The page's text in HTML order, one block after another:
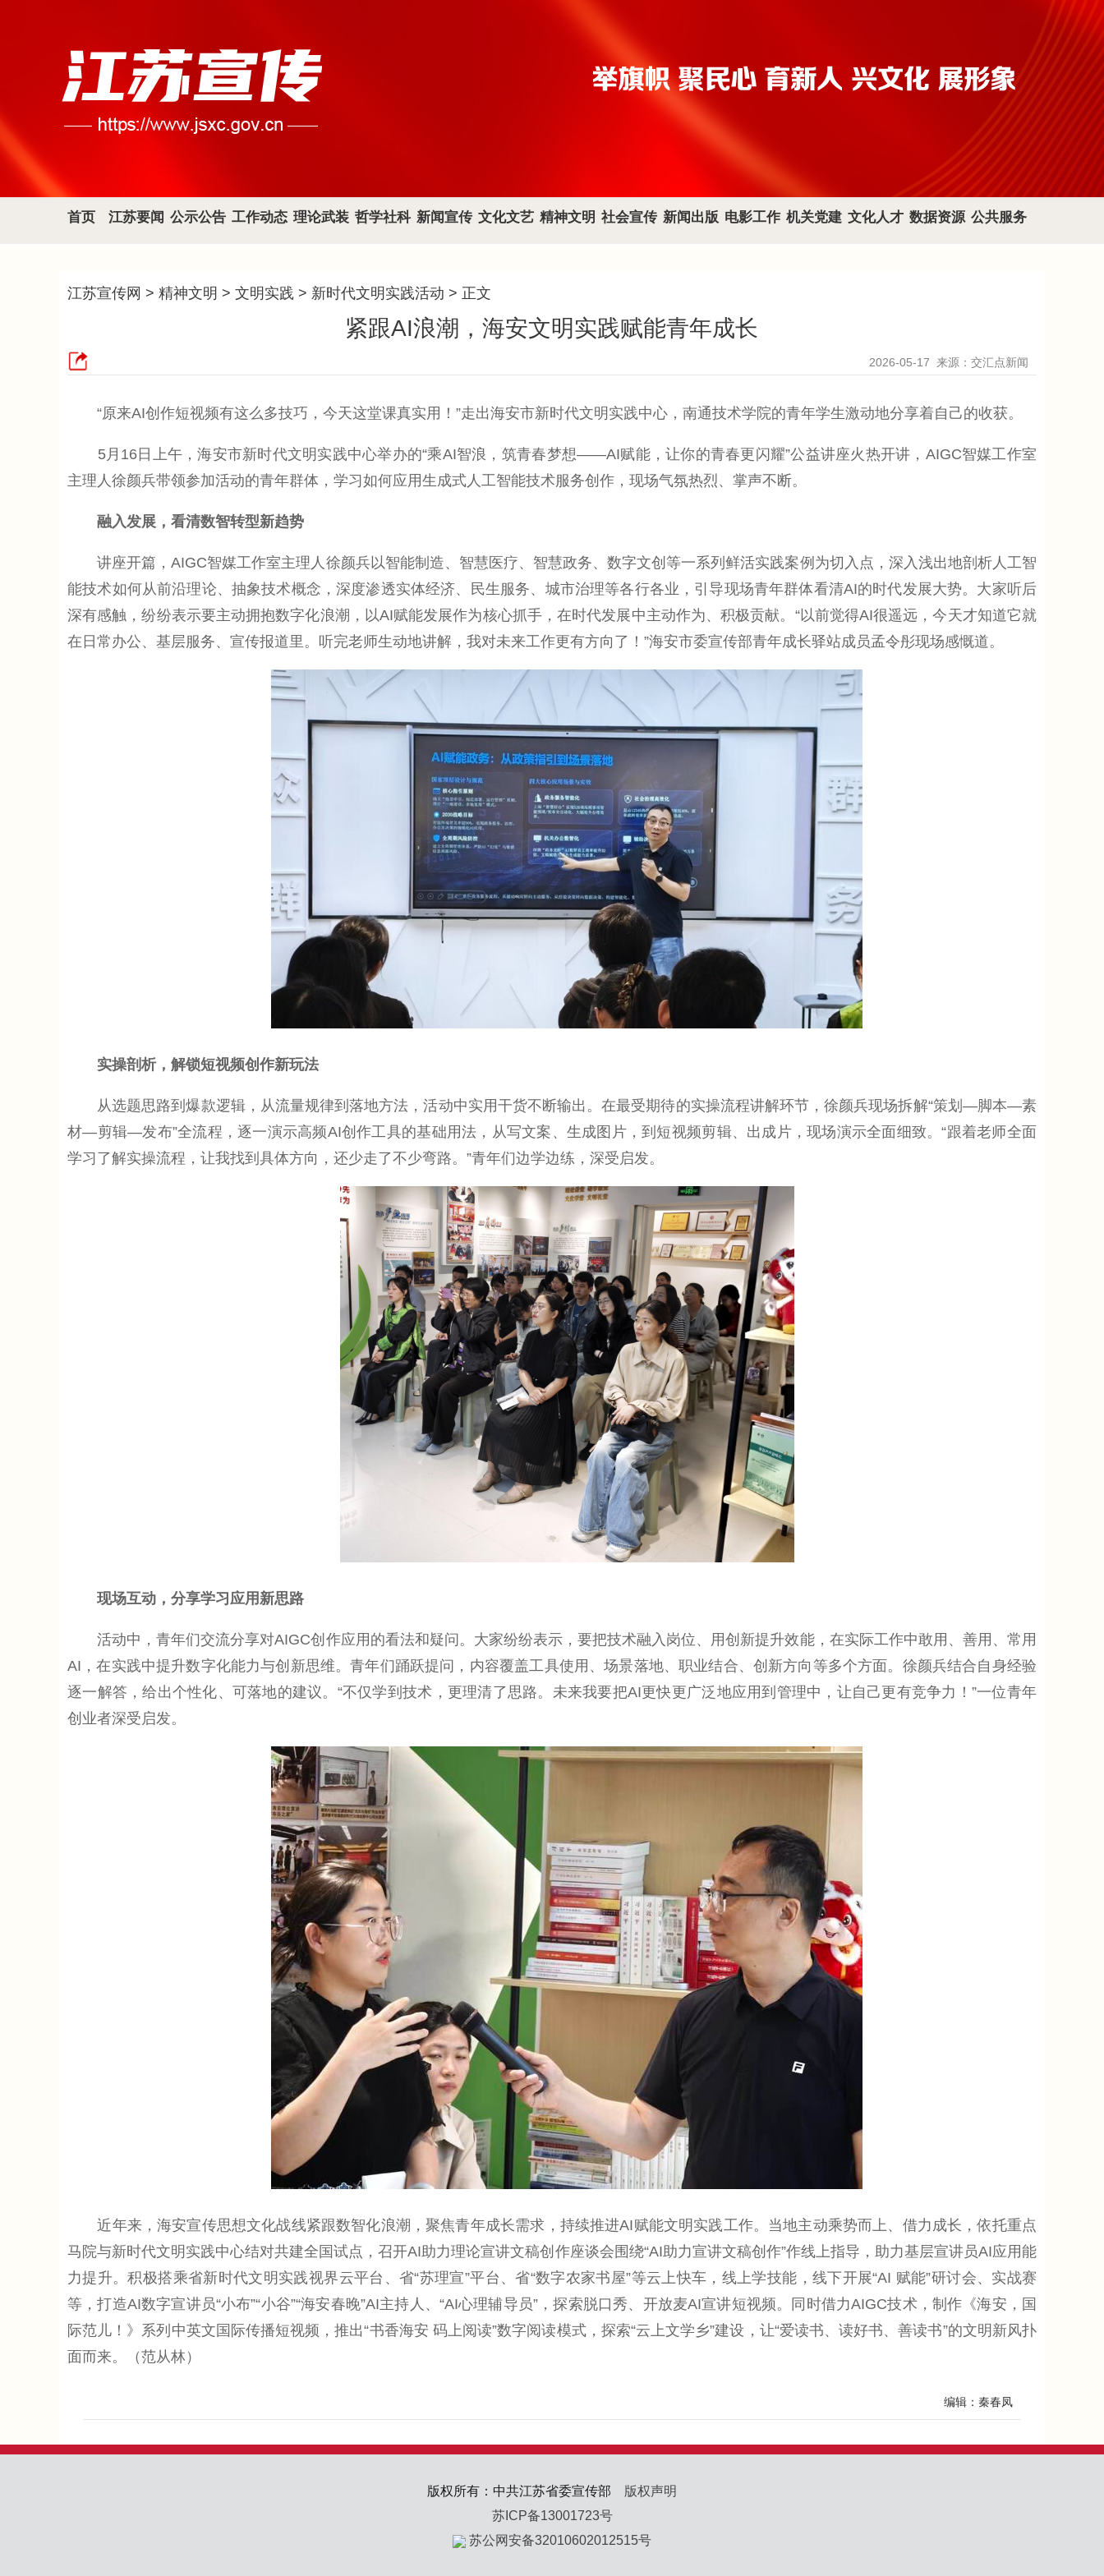
首页 江苏要闻 公示公告 工作动态 理论武装 哲学社科 新闻宣传 文化文艺 精神文明 社会宣传 新闻出版 电影工作 机关党建 文化人才 数据资源 公共服务
江苏宣传网 > 精神文明 > 文明实践 > 新时代文明实践活动 > 正文
紧跟AI浪潮，海安文明实践赋能青年成长
2026-05-17 来源：交汇点新闻
“原来AI创作短视频有这么多技巧，今天这堂课真实用！”走出海安市新时代文明实践中心，南通技术学院的青年学生激动地分享着自己的收获。
5月16日上午，海安市新时代文明实践中心举办的“乘AI智浪，筑青春梦想——AI赋能，让你的青春更闪耀”公益讲座火热开讲，AIGC智媒工作室
主理人徐颜兵带领参加活动的青年群体，学习如何应用生成式人工智能技术服务创作，现场气氛热烈、掌声不断。
融入发展，看清数智转型新趋势
讲座开篇，AIGC智媒工作室主理人徐颜兵以智能制造、智慧医疗、智慧政务、数字文创等一系列鲜活实践案例为切入点，深入浅出地剖析人工智
能技术如何从前沿理论、抽象技术概念，深度渗透实体经济、民生服务、城市治理等各行各业，引导现场青年群体看清AI的时代发展大势。大家听后
深有感触，纷纷表示要主动拥抱数字化浪潮，以AI赋能发展作为核心抓手，在时代发展中主动作为、积极贡献。“以前觉得AI很遥远，今天才知道它就
在日常办公、基层服务、宣传报道里。听完老师生动地讲解，我对未来工作更有方向了！”海安市委宣传部青年成长驿站成员孟令彤现场感慨道。
实操剖析，解锁短视频创作新玩法
从选题思路到爆款逻辑，从流量规律到落地方法，活动中实用干货不断输出。在最受期待的实操流程讲解环节，徐颜兵现场拆解“策划—脚本—素
材—剪辑—发布”全流程，逐一演示高频AI创作工具的基础用法，从写文案、生成图片，到短视频剪辑、出成片，现场演示全面细致。“跟着老师全面
学习了解实操流程，让我找到具体方向，还少走了不少弯路。”青年们边学边练，深受启发。
现场互动，分享学习应用新思路
活动中，青年们交流分享对AIGC创作应用的看法和疑问。大家纷纷表示，要把技术融入岗位、用创新提升效能，在实际工作中敢用、善用、常用
AI，在实践中提升数字化能力与创新思维。青年们踊跃提问，内容覆盖工具使用、场景落地、职业结合、创新方向等多个方面。徐颜兵结合自身经验
逐一解答，给出个性化、可落地的建议。“不仅学到技术，更理清了思路。未来我要把AI更快更广泛地应用到管理中，让自己更有竞争力！”一位青年
创业者深受启发。
近年来，海安宣传思想文化战线紧跟数智化浪潮，聚焦青年成长需求，持续推进AI赋能文明实践工作。当地主动乘势而上、借力成长，依托重点
马院与新时代文明实践中心结对共建全国试点，召开AI助力理论宣讲文稿创作座谈会围绕“AI助力宣讲文稿创作”作线上指导，助力基层宣讲员AI应用能
力提升。积极搭乘省新时代文明实践视界云平台、省“苏理宣”平台、省“数字农家书屋”等云上快车，线上学技能，线下开展“AI 赋能”研讨会、实战赛
等，打造AI数字宣讲员“小布”“小谷”“海安春晚”AI主持人、“AI心理辅导员”，探索脱口秀、开放麦AI宣讲短视频。同时借力AIGC技术，制作《海安，国
际范儿！》系列中英文国际传播短视频，推出“书香海安 码上阅读”数字阅读模式，探索“云上文学乡”建设，让“爱读书、读好书、善读书”的文明新风扑
面而来。（范从林）
编辑：秦春凤
版权所有：中共江苏省委宣传部 版权声明
苏ICP备13001723号
苏公网安备32010602012515号